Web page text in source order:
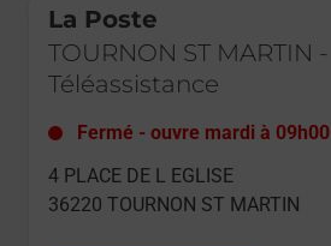
La Poste
TOURNON ST MARTIN -
Téléassistance
Fermé - ouvre mardi à 09h00
4 PLACE DE L EGLISE
36220 TOURNON ST MARTIN